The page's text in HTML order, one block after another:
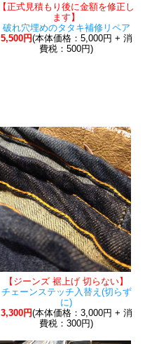
【正式見積もり後に金額を修正し
ます】
破れ穴埋めのタタキ補修リペア
5,500円(本体価格：5,000円 + 消
費税：500円)
【ジーンズ 裾上げ 切らない】
チェーンステッチ入替え(切らず
に)
3,300円(本体価格：3,000円 + 消
費税：300円)